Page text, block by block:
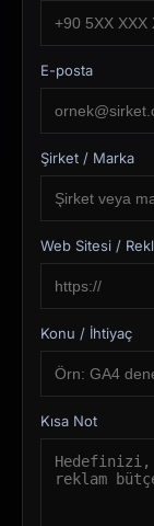
E-posta
Şirket / Marka
Web Sitesi /
Konu / İhtiyaç
Kısa Not